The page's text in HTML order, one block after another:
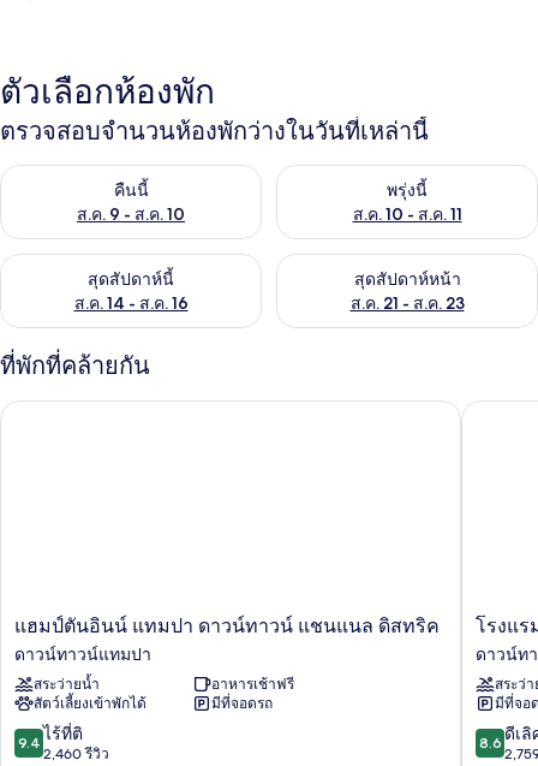
ตัวเลือกห้องพัก
ตรวจสอบจำนวนห้องพักว่างในวันที่เหล่านี้
คืนนี้
ส.ค. 9 - ส.ค. 10
ตรวจสอบจำนวนห้องพักว่างในคืนนี้ ส.ค. 9 - ส.ค. 10
พรุ่งนี้
ส.ค. 10 - ส.ค. 11
ตรวจสอบจำนวนห้องพักว่างใน
สุดสัปดาห์นี้
ส.ค. 14 - ส.ค. 16
ตรวจสอบจำนวนห้องพักว่างในสุดสัปดาห์นี้ ส.ค. 14 - ส.ค. 16
สุดสัปดาห์หน้า
ส.ค. 21 - ส.ค. 23
ตรวจสอบจำนวนห้องพักว่างใน
ที่พักที่คล้ายกัน
แฮม
ตัน
อินน์
แทม
ปา
ดาวน์
แฮมป์ตันอินน์ แทมปา ดาวน์ทาวน์ แชนแนล ดิสทริค
ดาวน์ทาวน์แทมปา
สระว่ายน้ำ
อาหารเช้าฟรี
สัตว์เลี้ยงเข้าพักได้
มีที่จอดรถ
9.4
จาก
9.4 ไร้ที่ติ
2,460 รีวิว
แฮมป์ตันอินน์ แทมปา ดาวน์ทาวน์ แชนแนล ดิสทริค
โรงแรม
แบ
รี่
มอร์
แทม
ปา
โรงแร
ดาวน์ท
สระว่
มีที่จอ
8.6
จาก
8.6 ดีเลิ
โรงแรม